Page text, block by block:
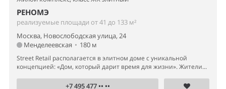
РЕНОМЭ
реализуемые площади от 41 до 133 м²
Москва, Новослободская улица, 24
Менделеевская • 180 м
Street Retail располагается в элитном доме с уникальной
концепцией: «Дом, который дарит время для жизни». Жители...
+7 495 477 •• ••